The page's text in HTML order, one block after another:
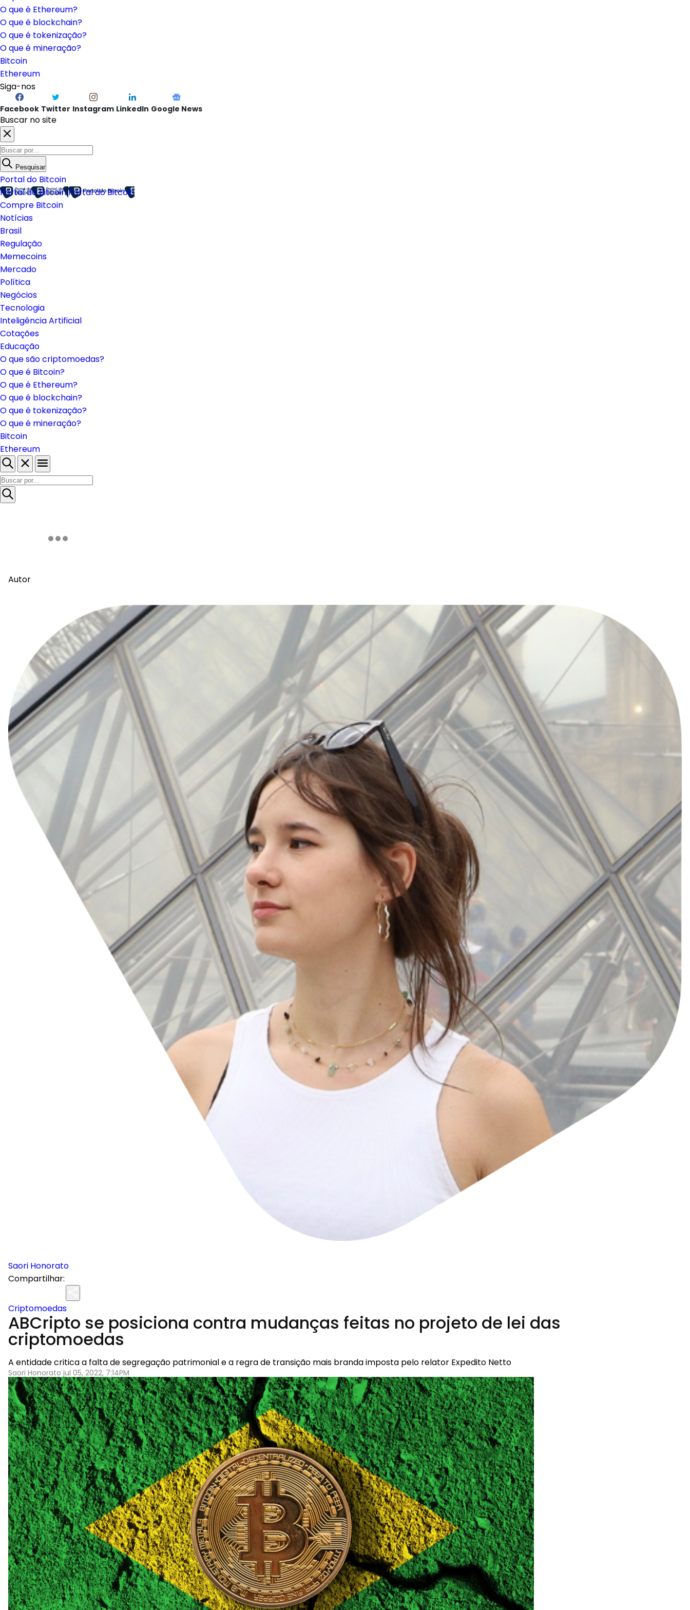
O que é Ethereum?
O que é blockchain?
O que é tokenização?
O que é mineração?
Bitcoin
Ethereum
Siga-nos
Facebook Twitter Instagram LinkedIn Google News
Buscar no site
Pesquisar
Portal do Bitcoin
Portal do BitcoinPortal do Bitcoin
Compre Bitcoin
Notícias
Brasil
Regulação
Memecoins
Mercado
Política
Negócios
Tecnologia
Inteligência Artificial
Cotações
Educação
O que são criptomoedas?
O que é Bitcoin?
O que é Ethereum?
O que é blockchain?
O que é tokenização?
O que é mineração?
Bitcoin
Ethereum
Autor
Saori Honorato
Compartilhar:
Criptomoedas
ABCripto se posiciona contra mudanças feitas no projeto de lei das
criptomoedas
A entidade critica a falta de segregação patrimonial e a regra de transição mais branda imposta pelo relator Expedito Netto
Saori Honorato jul 05, 2022, 7:14PM